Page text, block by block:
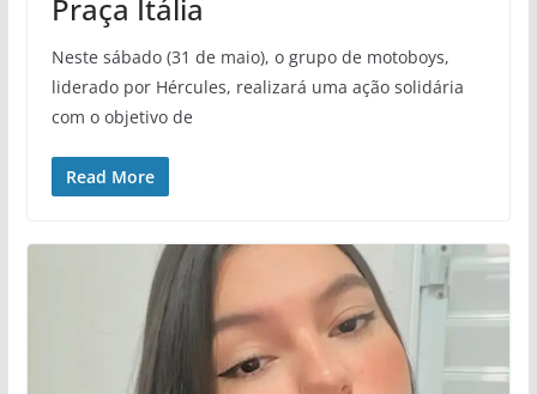
Praça Itália
Neste sábado (31 de maio), o grupo de motoboys,
liderado por Hércules, realizará uma ação solidária
com o objetivo de
Read More